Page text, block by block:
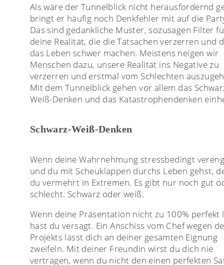
Als wäre der Tunnelblick nicht herausfordernd
bringt er häufig noch Denkfehler mit auf die
Das sind gedankliche Muster, sozusagen Filter
deine Realität, die die Tatsachen verzerren und
das Leben schwer machen. Meistens neigen wir
Menschen dazu, unsere Realität ins Negative zu
verzerren und erstmal vom Schlechten
Mit dem Tunnelblick gehen vor allem das
Weiß-Denken und das Katastrophendenken
Schwarz-Weiß-Denken
Wenn deine Wahrnehmung stressbedingt
und du mit Scheuklappen durchs Leben gehst,
du vermehrt in Extremen. Es gibt nur noch gut
schlecht. Schwarz oder weiß.
Wenn deine Präsentation nicht zu 100% perfekt
hast du versagt. Ein Anschiss vom Chef wegen
Projekts lässt dich an deiner gesamten Eignung
zweifeln. Mit deiner Freundin wirst du dich nie
vertragen, wenn du nicht den einen perfekten